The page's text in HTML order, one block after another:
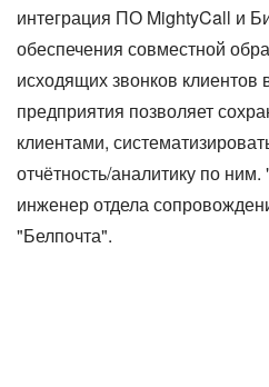
интеграция ПО MightyCall и
обеспечения совместной
исходящих звонков клиентов
предприятия позволяет
клиентами,
отчётность/аналитику по
инженер отдела
"Белпочта".